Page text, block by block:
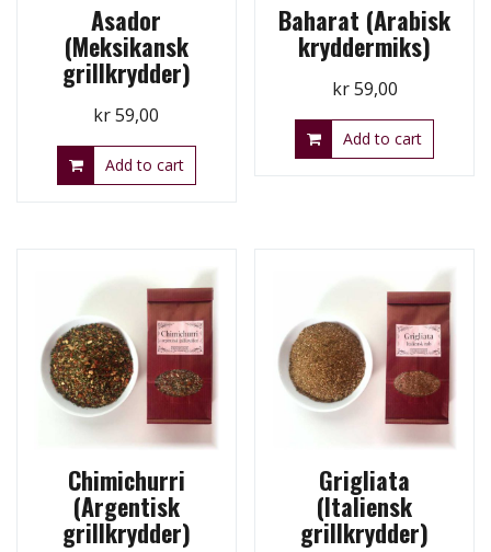
Asador
(Meksikansk
grillkrydder)
kr59,00
Add to cart
Baharat (Arabisk
kryddermiks)
kr59,00
Add to cart
Chimichurri
(Argentisk
grillkrydder)
Grigliata
(Italiensk
grillkrydder)